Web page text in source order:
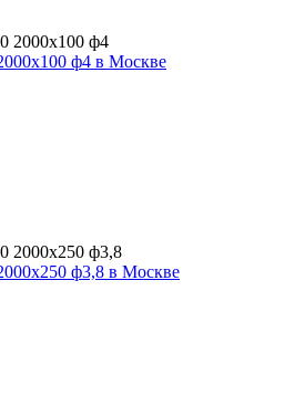
ф4 в Москве
ф3,8 в Москве